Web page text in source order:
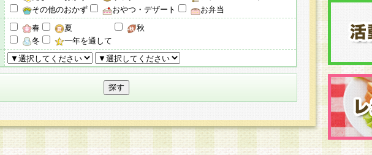
その他のおかず
おやつ・デザート お弁当
春 夏
秋
冬
一年を通して